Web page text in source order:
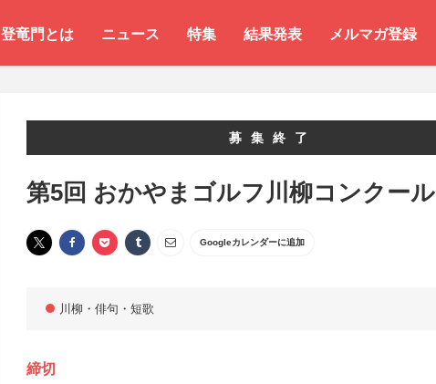
登竜門とは ニュース 特集 結果発表 メルマガ登録
募集終了
第5回 おかやまゴルフ川柳コンクール
Googleカレンダーに追加
川柳・俳句・短歌
締切